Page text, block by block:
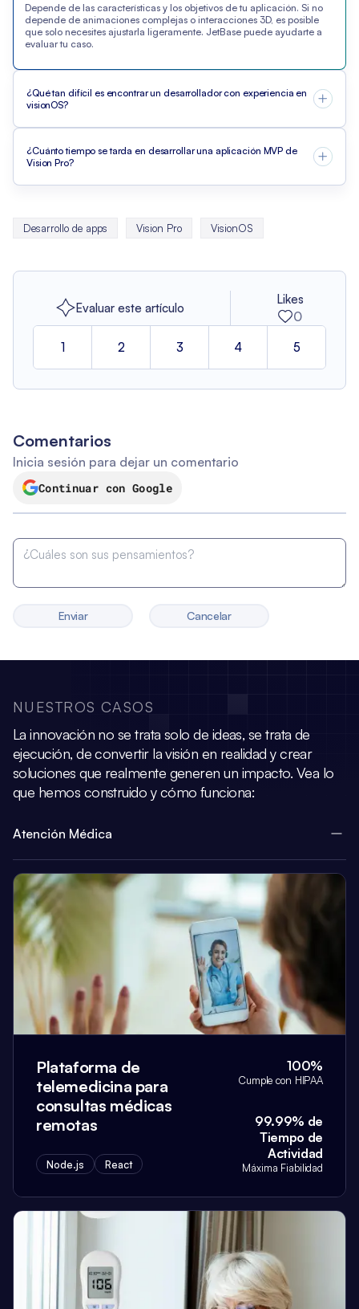
Depende de las características y los objetivos de tu aplicación. Si no
depende de animaciones complejas o interacciones 3D, es posible
que solo necesites ajustarla ligeramente. JetBase puede ayudarte a
evaluar tu caso.
¿Qué tan difícil es encontrar un desarrollador con experiencia en
visionOS?
¿Cuánto tiempo se tarda en desarrollar una aplicación MVP de
Vision Pro?
Desarrollo de apps Vision Pro VisionOS
Evaluar este artículo
Likes
0
1 2 3 4 5
Comentarios
Inicia sesión para dejar un comentario
Continuar con Google
Enviar Cancelar
NUESTROS CASOS
La innovación no se trata solo de ideas, se trata de
ejecución, de convertir la visión en realidad y crear
soluciones que realmente generen un impacto. Vea lo
que hemos construido y cómo funciona:
Atención Médica
Plataforma de
telemedicina para
consultas médicas
remotas
Node.js React
100%
Cumple con HIPAA
99.99% de
Tiempo de
Actividad
Máxima Fiabilidad